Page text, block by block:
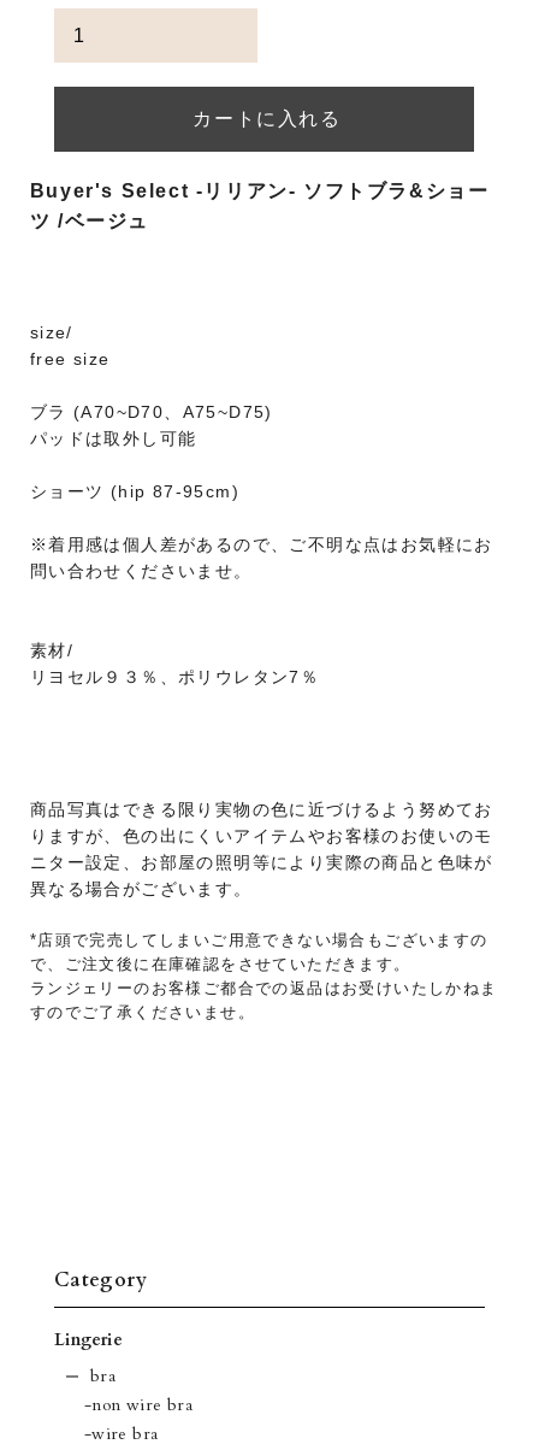
Buyer's Select -リリアン- ソフトブラ&ショー
ツ /ベージュ
size/
free size
ブラ (A70~D70、A75~D75)
パッドは取外し可能
ショーツ (hip 87-95cm)
※着用感は個人差があるので、ご不明な点はお気軽にお
問い合わせくださいませ。
素材/
リヨセル９３％、ポリウレタン7％
商品写真はできる限り実物の色に近づけるよう努めてお
りますが、色の出にくいアイテムやお客様のお使いのモ
ニター設定、お部屋の照明等により実際の商品と色味が
異なる場合がございます。
*店頭で完売してしまいご用意できない場合もございますの
で、ご注文後に在庫確認をさせていただきます。
ランジェリーのお客様ご都合での返品はお受けいたしかねま
すのでご了承くださいませ。
Category
Lingerie
bra
-non wire bra
-wire bra